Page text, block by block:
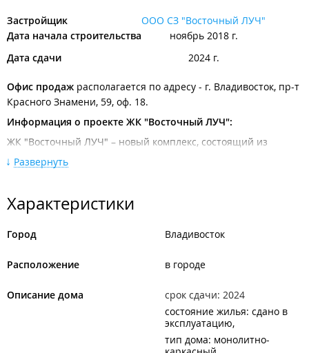
Застройщик
ООО СЗ "Восточный ЛУЧ"
Дата начала строительства
ноябрь 2018 г.
Дата сдачи
2024 г.
Офис продаж располагается по адресу - г. Владивосток, пр-т
Красного Знамени, 59, оф. 18.
Информация о проекте ЖК "Восточный ЛУЧ":
ЖК "Восточный ЛУЧ" – новый комплекс, состоящий из
нескольких домов разных типов, а именно: три 19-этажных
монолитных дома (17 жилых этажей), одно панельное 10-
монолитных домов (24 жилых этажа).
Всего в комплексе ЖК "Восточный ЛУЧ":
1 комнатных – 2304 (площадь от 21,30 до 57,63 м2);
2 комнатных - 242 (площадь от 51,2 до 60,23 м2);
Площадь земельного участка: 108 161 м2;
Развернуть
Характеристики
Город Владивосток
Расположение в городе
Описание дома
срок сдачи: 2024
состояние жилья: сдано в
эксплуатацию
тип дома: монолитно-